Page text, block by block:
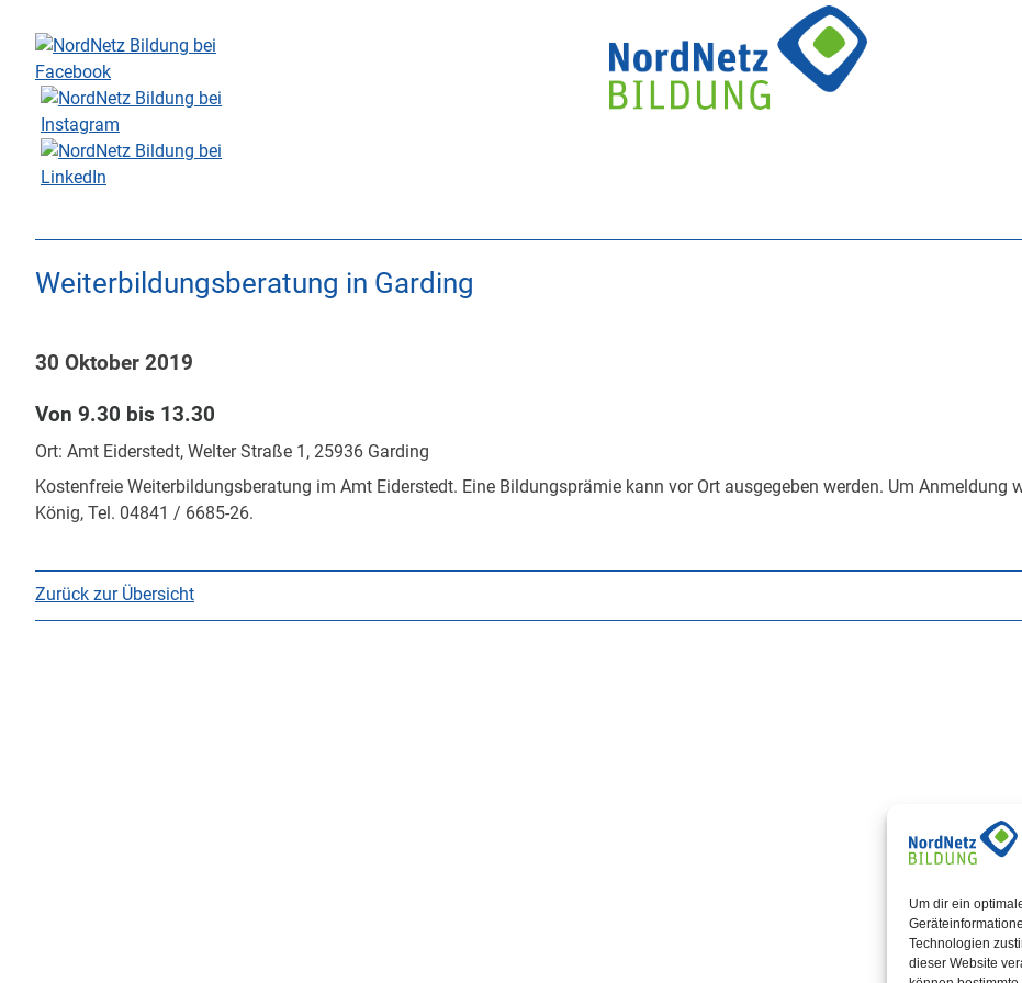
Um dir ein
Technologien
dieser Website
content
Weiterbildungsberatung in Garding
30 Oktober 2019
Von 9.30 bis 13.30
Ort: Amt Eiderstedt, Welter Straße 1, 25936 Garding
Kostenfreie Weiterbildungsberatung im Amt Eiderstedt. Eine Bildungsprämie kann vor Ort ausgegeben werden. Um
König, Tel. 04841 / 6685-26.
Zurück zur Übersicht